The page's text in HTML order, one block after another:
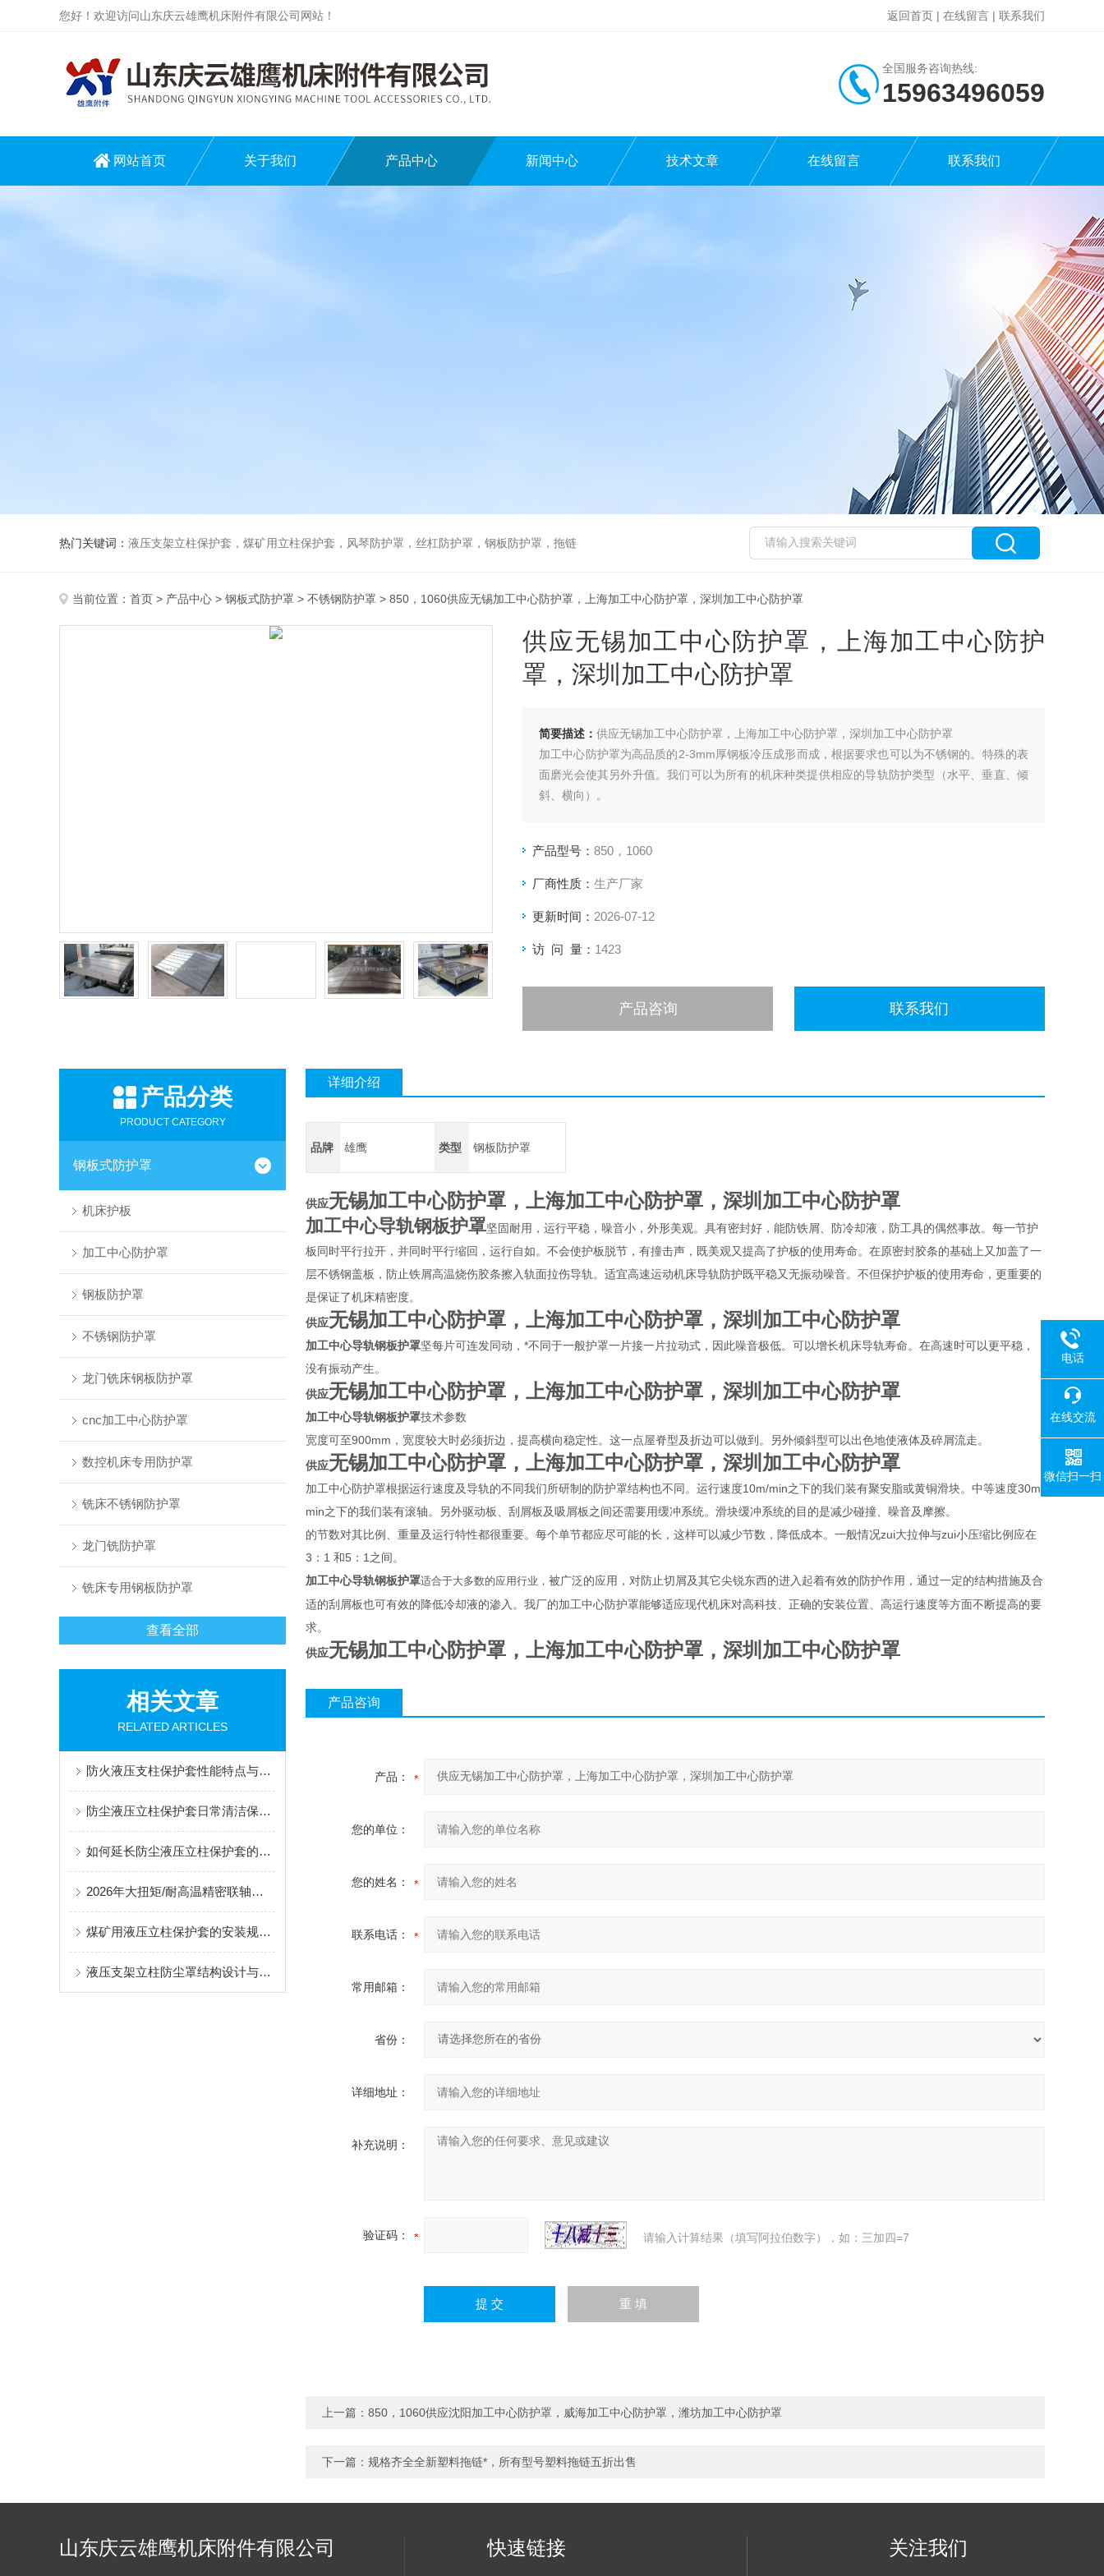
您好！欢迎访问山东庆云雄鹰机床附件有限公司网站！ 返回首页 | 在线留言 | 联系我们
全国服务咨询热线:
15963496059
网站首页 关于我们 产品中心 新闻中心 技术文章 在线留言 联系我们
热门关键词： 液压支架立柱保护套，煤矿用立柱保护套，风琴防护罩，丝杠防护罩，钢板防护罩，拖链
当前位置： 首页 > 产品中心 > 钢板式防护罩 > 不锈钢防护罩 > 850，1060供应无锡加工中心防护罩，上海加工中心防护罩，深圳加工中心防护罩
供应无锡加工中心防护罩，上海加工中心防护
罩，深圳加工中心防护罩
简要描述： 供应无锡加工中心防护罩，上海加工中心防护罩，深圳加工中心防护罩
加工中心防护罩为高品质的2-3mm厚钢板冷压成形而成，根据要求也可以为不锈钢的。特殊的表
面磨光会使其另外升值。我们可以为所有的机床种类提供相应的导轨防护类型（水平、垂直、倾
斜、横向）。
产品型号： 850，1060
厂商性质： 生产厂家
更新时间： 2026-07-12
访 问 量： 1423
产品咨询 联系我们
产品分类
PRODUCT CATEGORY
钢板式防护罩
机床护板
加工中心防护罩
钢板防护罩
不锈钢防护罩
龙门铣床钢板防护罩
cnc加工中心防护罩
数控机床专用防护罩
铣床不锈钢防护罩
龙门铣防护罩
铣床专用钢板防护罩
查看全部
相关文章
RELATED ARTICLES
防火液压支柱保护套性能特点与阻燃防护应用
防尘液压立柱保护套日常清洁保养与更换规范
如何延长防尘液压立柱保护套的使用寿命？
2026年大扭矩/耐高温精密联轴器定制找哪家？能实现精准定制的优质厂家盘点
煤矿用液压立柱保护套的安装规范与使用寿命提升方案
液压支架立柱防尘罩结构设计与密封防护原理
详细介绍
品牌 雄鹰 类型 钢板防护罩
供应无锡加工中心防护罩，上海加工中心防护罩，深圳加工中心防护罩
加工中心导轨钢板护罩坚固耐用，运行平稳，噪音小，外形美观。具有密封好，能防铁屑、防冷却液，防工具的偶然事故。每一节护
板同时平行拉开，并同时平行缩回，运行自如。不会使护板脱节，有撞击声，既美观又提高了护板的使用寿命。在原密封胶条的基础上又加盖了一
层不锈钢盖板，防止铁屑高温烧伤胶条擦入轨面拉伤导轨。适宜高速运动机床导轨防护既平稳又无振动噪音。不但保护护板的使用寿命，更重要的
是保证了机床精密度。
供应无锡加工中心防护罩，上海加工中心防护罩，深圳加工中心防护罩
加工中心导轨钢板护罩坚每片可连发同动，*不同于一般护罩一片接一片拉动式，因此噪音极低。可以增长机床导轨寿命。在高速时可以更平稳，
没有振动产生。
供应无锡加工中心防护罩，上海加工中心防护罩，深圳加工中心防护罩
加工中心导轨钢板护罩技术参数
宽度可至900mm，宽度较大时必须折边，提高横向稳定性。这一点屋脊型及折边可以做到。另外倾斜型可以出色地使液体及碎屑流走。
供应无锡加工中心防护罩，上海加工中心防护罩，深圳加工中心防护罩
加工中心防护罩根据运行速度及导轨的不同我们所研制的防护罩结构也不同。运行速度10m/min之下的我们装有聚安脂或黄铜滑块。中等速度30m/
min之下的我们装有滚轴。另外驱动板、刮屑板及吸屑板之间还需要用缓冲系统。滑块缓冲系统的目的是减少碰撞、噪音及摩擦。
的节数对其比例、重量及运行特性都很重要。每个单节都应尽可能的长，这样可以减少节数，降低成本。一般情况zui大拉伸与zui小压缩比例应在
3：1 和5：1之间。
加工中心导轨钢板护罩适合于大多数的应用行业， 被广泛的应用，对防止切屑及其它尖锐东西的进入起着有效的防护作用，通过一定的结构措施及合
适的刮屑板也可有效的降低冷却液的渗入。我厂的加工中心防护罩能够适应现代机床对高科技、正确的安装位置、高运行速度等方面不断提高的要
求。
供应无锡加工中心防护罩，上海加工中心防护罩，深圳加工中心防护罩
产品咨询
产品：
您的单位：
您的姓名：
联系电话：
常用邮箱：
省份：
详细地址：
补充说明：
验证码： 请输入计算结果（填写阿拉伯数字），如：三加四=7
上一篇： 850，1060供应沈阳加工中心防护罩，威海加工中心防护罩，潍坊加工中心防护罩
下一篇： 规格齐全全新塑料拖链*，所有型号塑料拖链五折出售
山东庆云雄鹰机床附件有限公司 快速链接 关注我们
电话
在线交流
微信扫一扫